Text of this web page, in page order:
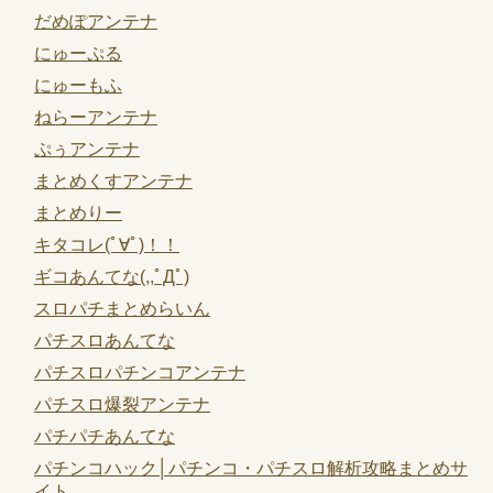
だめぽアンテナ
にゅーぷる
にゅーもふ
ねらーアンテナ
ぷぅアンテナ
まとめくすアンテナ
まとめりー
キタコレ(ﾟ∀ﾟ)！！
ギコあんてな(,,ﾟДﾟ)
スロパチまとめらいん
パチスロあんてな
パチスロパチンコアンテナ
パチスロ爆裂アンテナ
パチパチあんてな
パチンコハック│パチンコ・パチスロ解析攻略まとめサ